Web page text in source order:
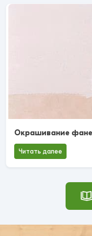
Окрашивание
Читать далее